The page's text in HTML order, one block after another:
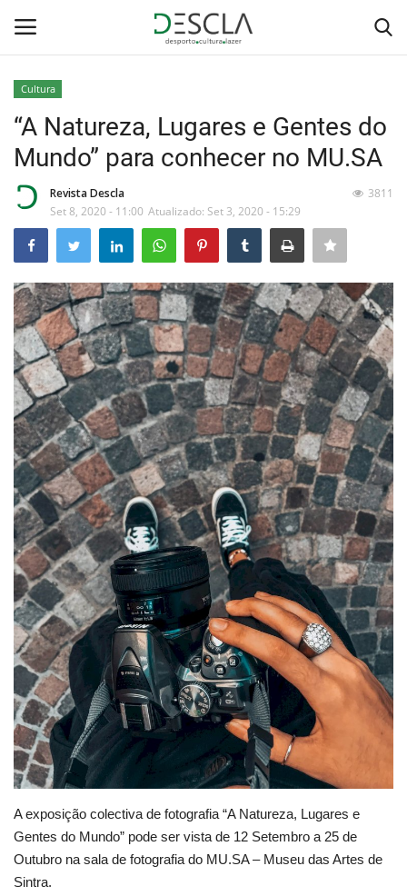
Home
...by Descla
Desporto
Contactos
Sobre Nós
Educação
Estatuto Editorial
Saúde
Ficha técnica
Cultura
Lazer
Ambiente
Cultura
“A Natureza, Lugares e Gentes do
Mundo” para conhecer no MU.SA
Revista Descla
Set 8, 2020 - 11:00 Atualizado: Set 3, 2020 - 15:29
3811
A exposição colectiva de fotografia “A Natureza, Lugares e
Gentes do Mundo” pode ser vista de 12 Setembro a 25 de
Outubro na sala de fotografia do MU.SA – Museu das Artes de
Sintra.